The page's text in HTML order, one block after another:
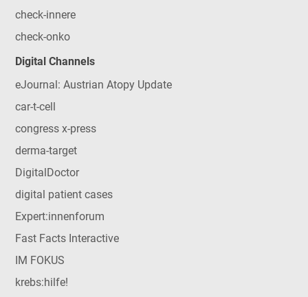
check-innere
check-onko
Digital Channels
eJournal: Austrian Atopy Update
car-t-cell
congress x-press
derma-target
DigitalDoctor
digital patient cases
Expert:innenforum
Fast Facts Interactive
IM FOKUS
krebs:hilfe!